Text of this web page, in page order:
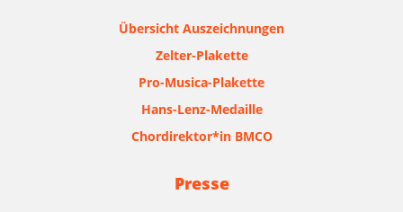
Übersicht Auszeichnungen
Zelter-Plakette
Pro-Musica-Plakette
Hans-Lenz-Medaille
Chordirektor*in BMCO
Presse